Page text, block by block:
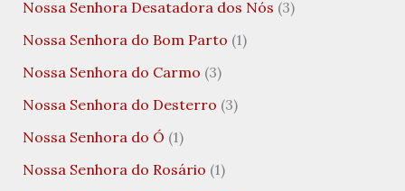
Nossa Senhora Desatadora dos Nós (3)
Nossa Senhora do Bom Parto (1)
Nossa Senhora do Carmo (3)
Nossa Senhora do Desterro (3)
Nossa Senhora do Ó (1)
Nossa Senhora do Rosário (1)